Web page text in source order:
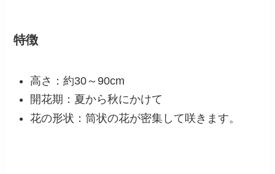
特徴
高さ：約30～90cm
開花期：夏から秋にかけて
花の形状：筒状の花が密集して咲きます。